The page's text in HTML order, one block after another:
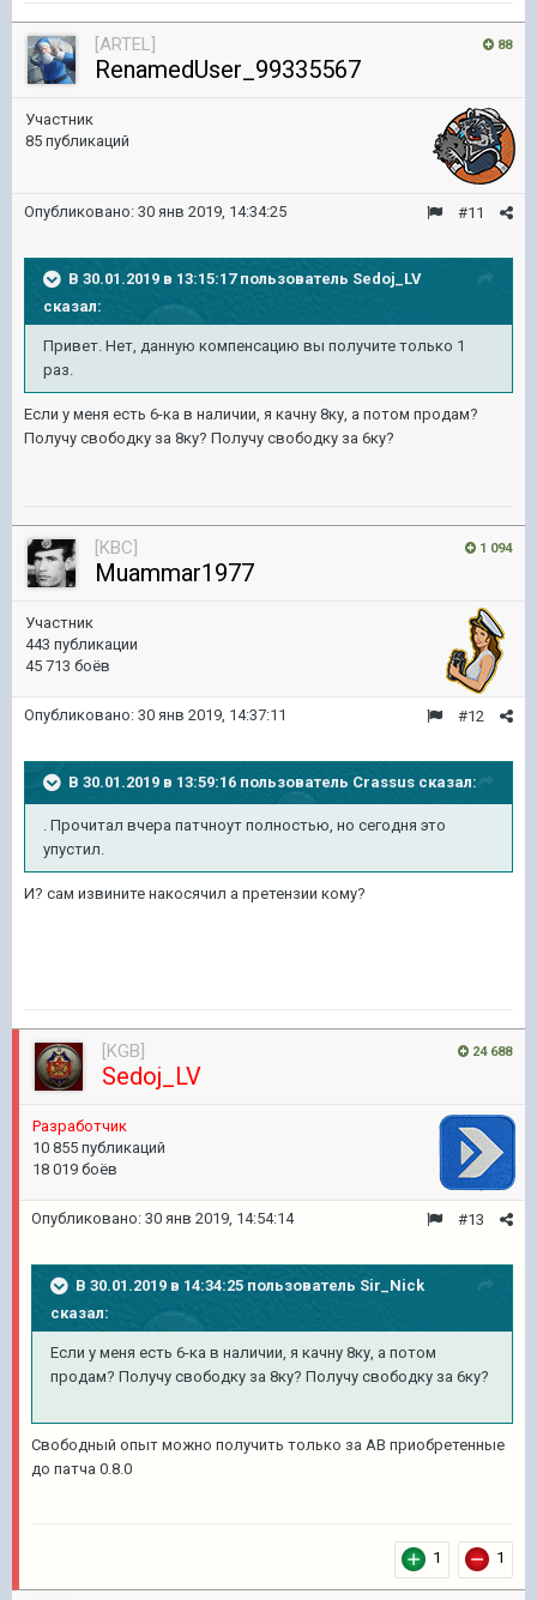
88
[ARTEL]
RenamedUser_99335567
Участник
85 публикаций
#11
Опубликовано: 30 янв 2019, 14:34:25
В 30.01.2019 в 13:15:17 пользователь Sedoj_LV
сказал:
Привет. Нет, данную компенсацию вы получите только 1
раз.
Если у меня есть 6-ка в наличии, я качну 8ку, а потом продам?
Получу свободку за 8ку? Получу свободку за 6ку?
1 094
[KBC]
Muammar1977
Участник
443 публикации
45 713 боёв
#12
Опубликовано: 30 янв 2019, 14:37:11
В 30.01.2019 в 13:59:16 пользователь Crassus сказал:
. Прочитал вчера патчноут полностью, но сегодня это
упустил.
И? сам извините накосячил а претензии кому?
24 688
[KGB]
Sedoj_LV
Pазработчик
10 855 публикаций
18 019 боёв
#13
Опубликовано: 30 янв 2019, 14:54:14
В 30.01.2019 в 14:34:25 пользователь Sir_Nick
сказал:
Если у меня есть 6-ка в наличии, я качну 8ку, а потом
продам? Получу свободку за 8ку? Получу свободку за 6ку?
Свободный опыт можно получить только за АВ приобретенные
до патча 0.8.0
1 1